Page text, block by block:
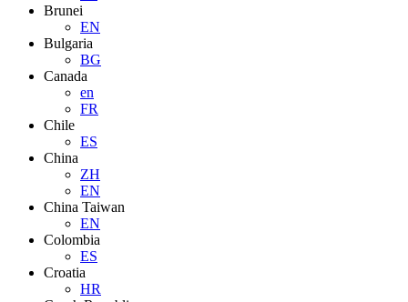
Brunei
EN
Bulgaria
BG
Canada
en
FR
Chile
ES
China
ZH
EN
China Taiwan
EN
Colombia
ES
Croatia
HR